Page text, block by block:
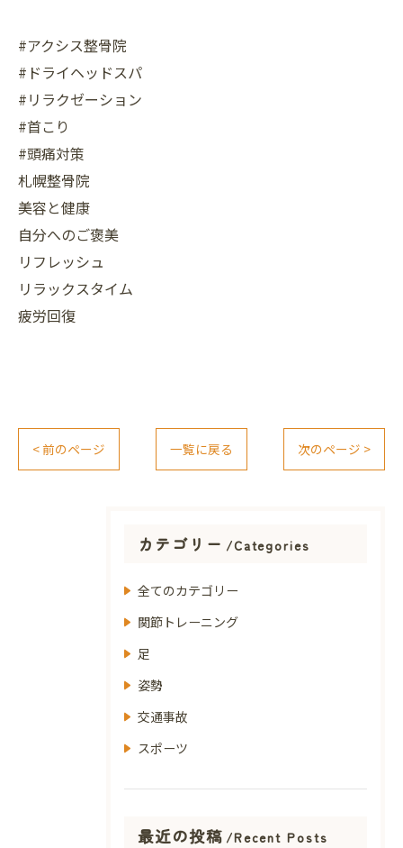
#アクシス整骨院
#ドライヘッドスパ
#リラクゼーション
#首こり
#頭痛対策
札幌整骨院
美容と健康
自分へのご褒美
リフレッシュ
リラックスタイム
疲労回復
< 前のページ 一覧に戻る 次のページ >
カテゴリー Categories
全てのカテゴリー
関節トレーニング
足
姿勢
交通事故
スポーツ
最近の投稿 Recent Posts